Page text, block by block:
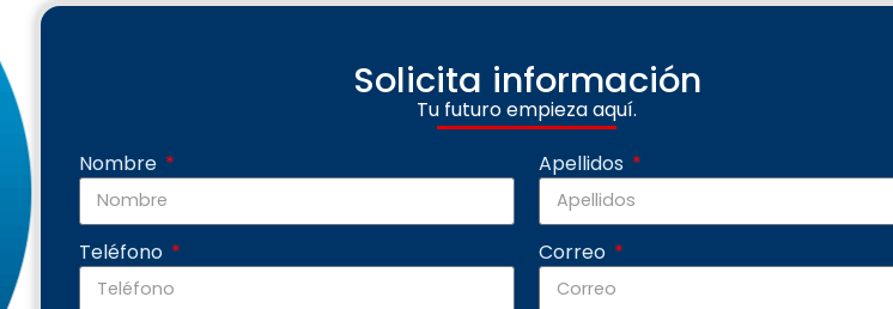
Solicita información
Tu futuro empieza aquí.
Nombre
Apellidos
Teléfono Correo